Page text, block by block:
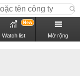
Watch list
New
Mở rộng